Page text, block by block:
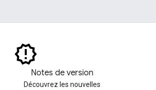
Notes de version
Découvrez les nouvelles